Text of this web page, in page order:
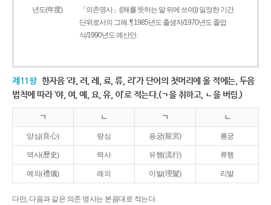
년도(年度)
「의존명사」((해를 뜻하는 말 뒤에 쓰여)) 일정한 기간
단위로서의 그해. ¶ 1985년도 출생자/1970년도 졸업
식/1990년도 예산안.
제11항 한자음 ‘랴, 려, 례, 료, 류, 리’가 단어의 첫머리에 올 적에는, 두음
법칙에 따라 ‘야, 여, 예, 요, 유, 이’로 적는다.(ㄱ을 취하고, ㄴ을 버림.)
ㄱ ㄴ ㄱ ㄴ
양심(良心) 량심 용궁(龍宮) 룡궁
역사(歷史) 력사 유행(流行) 류행
예의(禮儀) 례의 이발(理髮) 리발
다만, 다음과 같은 의존 명사는 본음대로 적는다.